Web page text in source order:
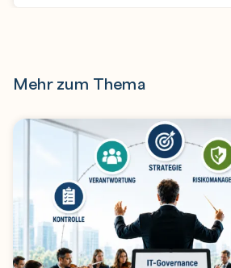
Mehr zum Thema